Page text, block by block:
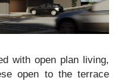
with open plan living,
open to the terrace